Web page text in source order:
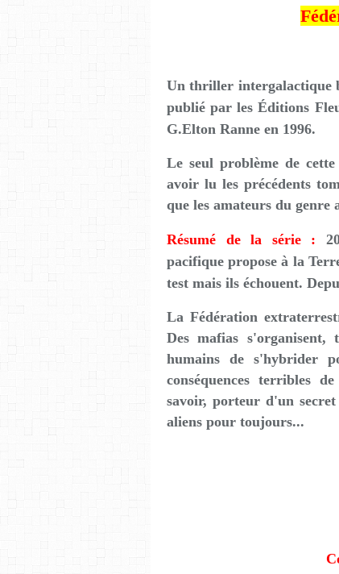
Un thriller intergalactique
publié par les Éditions
G.Elton Ranne en 1996.
Le seul problème de
avoir lu les précédents
que les amateurs du genre
Résumé de la série :
pacifique propose à la
test mais ils échouent.
La Fédération
Des mafias
humains de s'hybrider
conséquences terribles
savoir, porteur d'un
aliens pour toujours...